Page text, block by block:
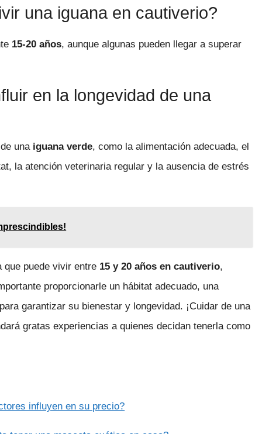
una iguana en cautiverio?
15-20 años, aunque algunas pueden llegar a superar
en la longevidad de una
una iguana verde, como la alimentación adecuada, el
la atención veterinaria regular y la ausencia de estrés
que puede vivir entre 15 y 20 años en cautiverio,
proporcionarle un hábitat adecuado, una
garantizar su bienestar y longevidad. ¡Cuidar de una
gratas experiencias a quienes decidan tenerla como
influyen en su precio?